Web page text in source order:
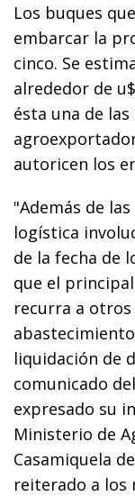
Los buques
embarcar la
cinco. Se
alrededor de
ésta una de
autoricen los
"Además de
logística
de la fecha de
que el
recurra a
liquidación de
comunicado
expresado su
Ministerio de
Casamiquela
reiterado a los